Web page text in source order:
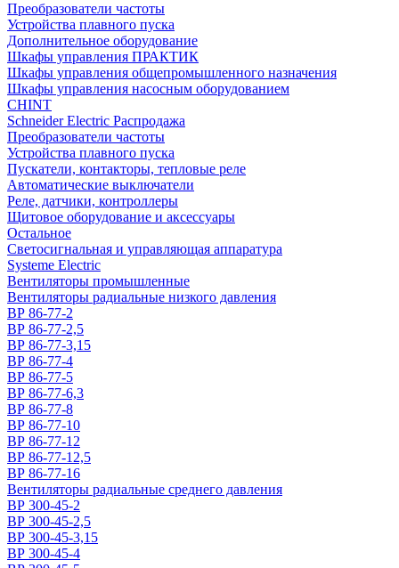
Преобразователи частоты
Устройства плавного пуска
Дополнительное оборудование
Шкафы управления ПРАКТИК
Шкафы управления общепромышленного назначения
Шкафы управления насосным оборудованием
CHINT
Schneider Electric Распродажа
Преобразователи частоты
Устройства плавного пуска
Пускатели, контакторы, тепловые реле
Автоматические выключатели
Реле, датчики, контроллеры
Щитовое оборудование и аксессуары
Остальное
Светосигнальная и управляющая аппаратура
Systeme Electric
Вентиляторы промышленные
Вентиляторы радиальные низкого давления
ВР 86-77-2
ВР 86-77-2,5
ВР 86-77-3,15
ВР 86-77-4
ВР 86-77-5
ВР 86-77-6,3
ВР 86-77-8
ВР 86-77-10
ВР 86-77-12
ВР 86-77-12,5
ВР 86-77-16
Вентиляторы радиальные среднего давления
ВР 300-45-2
ВР 300-45-2,5
ВР 300-45-3,15
ВР 300-45-4